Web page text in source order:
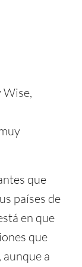
Wise,
que
países de
en que
que
a